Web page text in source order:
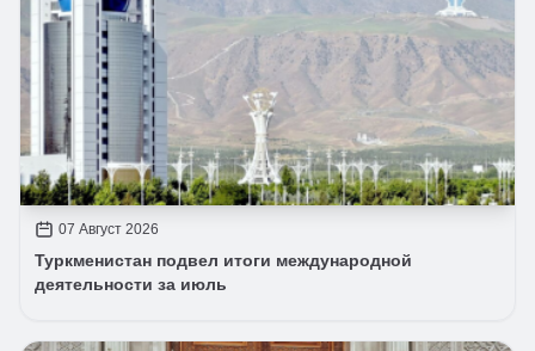
07 Август 2026
Туркменистан подвел итоги международной
деятельности за июль